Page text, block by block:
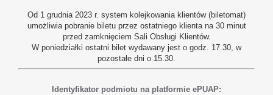
Od 1 grudnia 2023 r. system kolejkowania klientów (biletomat)
umożliwia pobranie biletu przez ostatniego klienta na 30 minut
przed zamknięciem Sali Obsługi Klientów.
W poniedziałki ostatni bilet wydawany jest o godz. 17.30, w
pozostałe dni o 15.30.
Identyfikator podmiotu na platformie ePUAP: